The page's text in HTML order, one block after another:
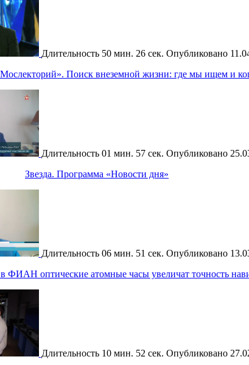
Длительность 50 мин. 26 сек. Опубликовано
Поиск внеземной жизни: где мы ищем и
Длительность 01 мин. 57 сек. Опубликовано
Звезда. Программа «Новости дня»
Длительность 06 мин. 51 сек. Опубликовано
ФИАН оптические атомные часы увеличат точность
Длительность 10 мин. 52 сек. Опубликовано